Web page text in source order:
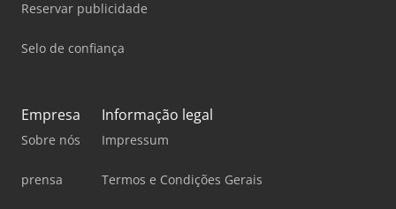
Reservar publicidade
Selo de confiança
Empresa
Sobre nós
prensa
Informação legal
Impressum
Termos e Condições Gerais